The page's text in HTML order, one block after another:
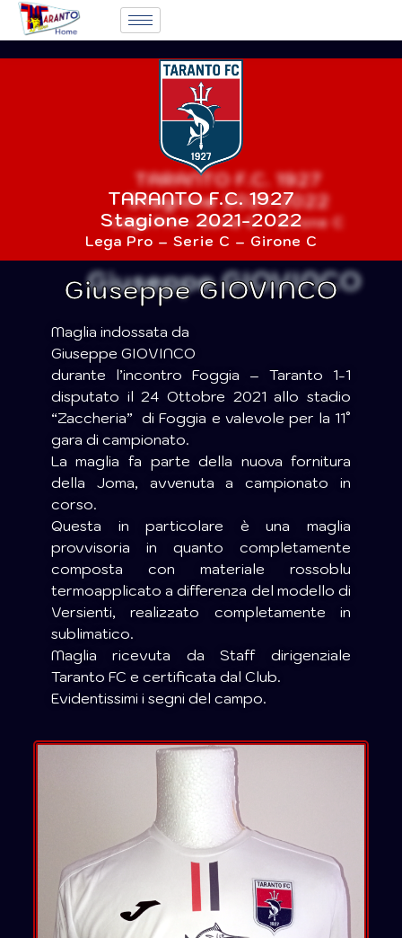
TARANTO F.C. 1927
Stagione 2021-2022
Lega Pro – Serie C – Girone C
Giuseppe GIOVINCO
Maglia indossata da
Giuseppe GIOVINCO
durante l’incontro Foggia – Taranto 1-1
disputato il 24 Ottobre 2021 allo stadio
“Zaccheria” di Foggia e valevole per la 11°
gara di campionato.
La maglia fa parte della nuova fornitura
della Joma, avvenuta a campionato in
corso.
Questa in particolare è una maglia
provvisoria in quanto completamente
composta con materiale rossoblu
termoapplicato a differenza del modello di
Versienti, realizzato completamente in
sublimatico.
Maglia ricevuta da Staff dirigenziale
Taranto FC e certificata dal Club.
Evidentissimi i segni del campo.